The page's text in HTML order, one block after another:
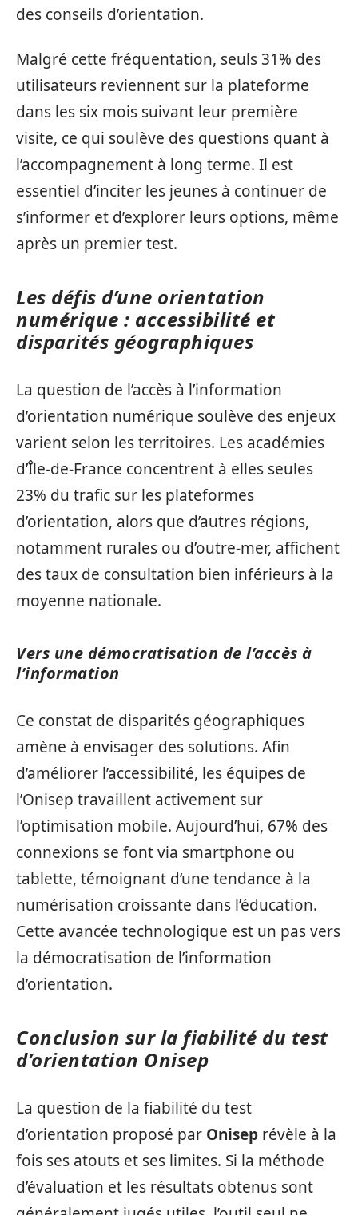
des conseils d’orientation.
Malgré cette fréquentation, seuls 31% des
utilisateurs reviennent sur la plateforme
dans les six mois suivant leur première
visite, ce qui soulève des questions quant à
l’accompagnement à long terme. Il est
essentiel d’inciter les jeunes à continuer de
s’informer et d’explorer leurs options, même
après un premier test.
Les défis d’une orientation
numérique : accessibilité et
disparités géographiques
La question de l’accès à l’information
d’orientation numérique soulève des enjeux
varient selon les territoires. Les académies
d’Île-de-France concentrent à elles seules
23% du trafic sur les plateformes
d’orientation, alors que d’autres régions,
notamment rurales ou d’outre-mer, affichent
des taux de consultation bien inférieurs à la
moyenne nationale.
Vers une démocratisation de l’accès à
l’information
Ce constat de disparités géographiques
amène à envisager des solutions. Afin
d’améliorer l’accessibilité, les équipes de
l’Onisep travaillent activement sur
l’optimisation mobile. Aujourd’hui, 67% des
connexions se font via smartphone ou
tablette, témoignant d’une tendance à la
numérisation croissante dans l’éducation.
Cette avancée technologique est un pas vers
la démocratisation de l’information
d’orientation.
Conclusion sur la fiabilité du test
d’orientation Onisep
La question de la fiabilité du test
d’orientation proposé par Onisep révèle à la
fois ses atouts et ses limites. Si la méthode
d’évaluation et les résultats obtenus sont